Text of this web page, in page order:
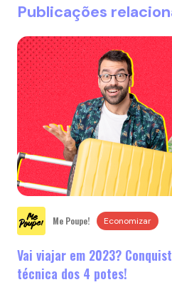
Publicações
Me Poupe! Economizar
Vai viajar em 2023?
técnica dos 4 potes!